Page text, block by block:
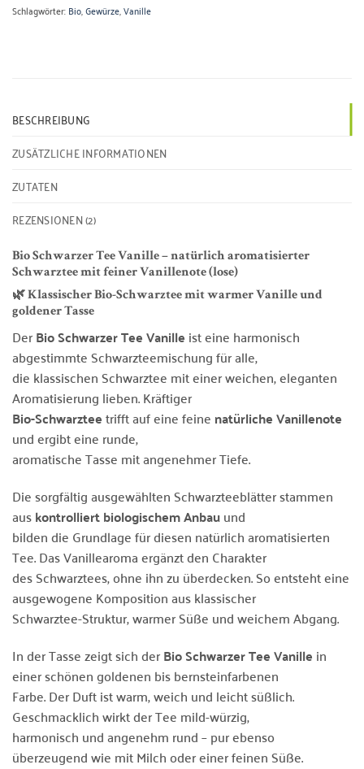
Schlagwörter:Bio,Gewürze,Vanille
BESCHREIBUNG
ZUSÄTZLICHE INFORMATIONEN
ZUTATEN
REZENSIONEN (2)
Bio Schwarzer Tee Vanille – natürlich aromatisierter
Schwarztee mit feiner Vanillenote (lose)
🌿 Klassischer Bio-Schwarztee mit warmer Vanille und
goldener Tasse
DerBio Schwarzer Tee Vanille ist eine harmonisch
abgestimmte Schwarzteemischung für alle,
die klassischen Schwarztee mit einer weichen, eleganten
Aromatisierung lieben. Kräftiger
Bio-Schwarzteetrifft auf eine feine natürliche Vanillenote
und ergibt eine runde,
aromatische Tasse mit angenehmer Tiefe.
Die sorgfältig ausgewählten Schwarzteeblätter stammen
auskontrolliert biologischem Anbauund
bilden die Grundlage für diesen natürlich aromatisierten
Tee. Das Vanillearoma ergänzt den Charakter
des Schwarztees, ohne ihn zu überdecken. So entsteht eine
ausgewogene Komposition aus klassischer
Schwarztee-Struktur, warmer Süße und weichem Abgang.
In der Tasse zeigt sich derBio Schwarzer Tee Vanille in
einer schönen goldenen bis bernsteinfarbenen
Farbe. Der Duft ist warm, weich und leicht süßlich.
Geschmacklich wirkt der Tee mild-würzig,
harmonisch und angenehm rund – pur ebenso
überzeugend wie mit Milch oder einer feinen Süße.